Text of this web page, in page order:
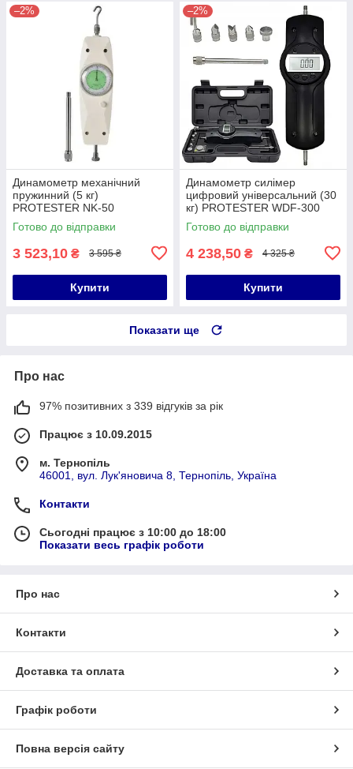
–2%
Динамометр механічний
пружинний (5 кг)
PROTESTER NK-50
Готово до відправки
3 523,10 ₴ 3 595 ₴
Купити
–2%
Динамометр силімер
цифровий універсальний (30
кг) PROTESTER WDF-300
Готово до відправки
4 238,50 ₴ 4 325 ₴
Купити
Показати ще
Про нас
97% позитивних з 339 відгуків за рік
Працює з 10.09.2015
м. Тернопіль
46001, вул. Лук'яновича 8, Тернопіль, Україна
Контакти
Сьогодні працює з 10:00 до 18:00
Показати весь графік роботи
Про нас
Контакти
Доставка та оплата
Графік роботи
Повна версія сайту